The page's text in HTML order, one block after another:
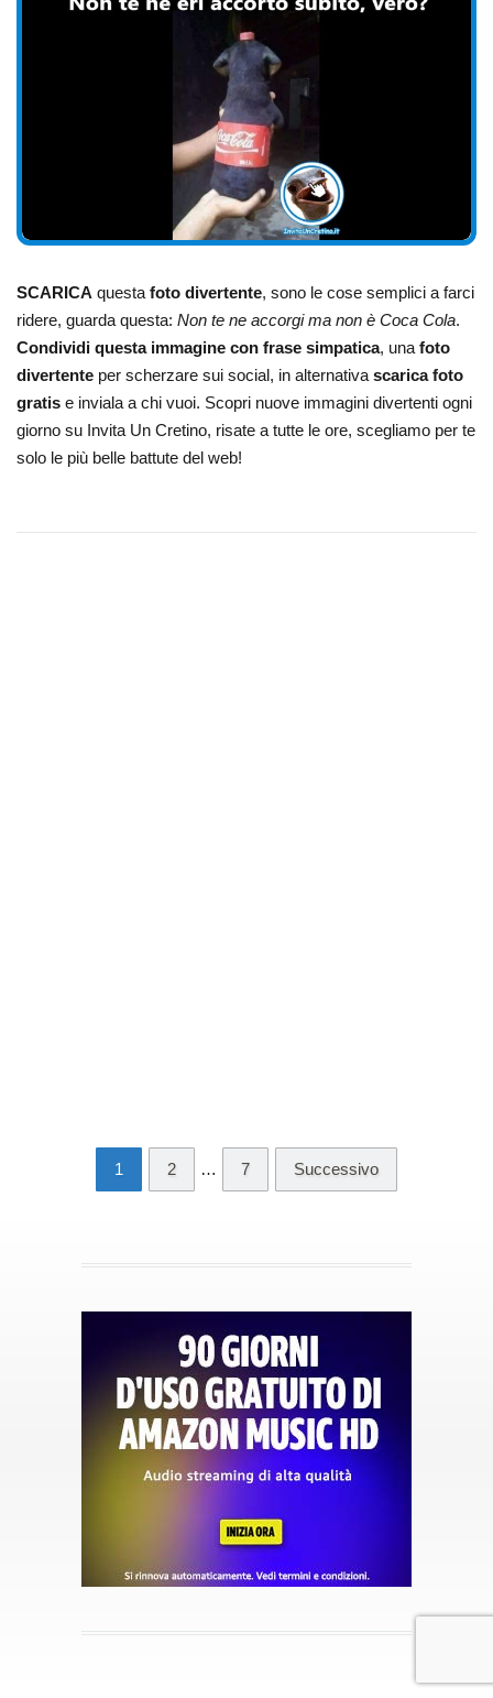
SCARICA questa foto divertente, sono le cose semplici a farci
ridere, guarda questa: Non te ne accorgi ma non è Coca Cola.
Condividi questa immagine con frase simpatica, una foto
divertente per scherzare sui social, in alternativa scarica foto
gratis e inviala a chi vuoi. Scopri nuove immagini divertenti ogni
giorno su Invita Un Cretino, risate a tutte le ore, scegliamo per te
solo le più belle battute del web!
1 2 … 7 Successivo